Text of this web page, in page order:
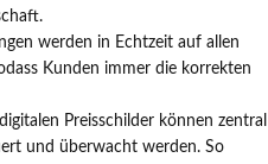
werden in Echtzeit auf allen
Kunden immer die korrekten
Preisschilder können zentral
und überwacht werden. So